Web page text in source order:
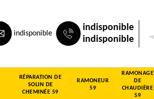
indisponible
indisponible
indisponible
RÉPARATION DE
SOLIN DE
CHEMINÉE 59
RAMONEUR
59
RAMONAGE
DE
CHAUDIÈRE
59